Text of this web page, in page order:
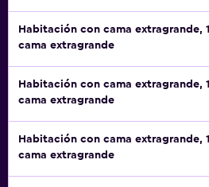
Habitación con cama extragrande, 1
cama extragrande
Habitación con cama extragrande, 1
cama extragrande
Habitación con cama extragrande, 1
cama extragrande